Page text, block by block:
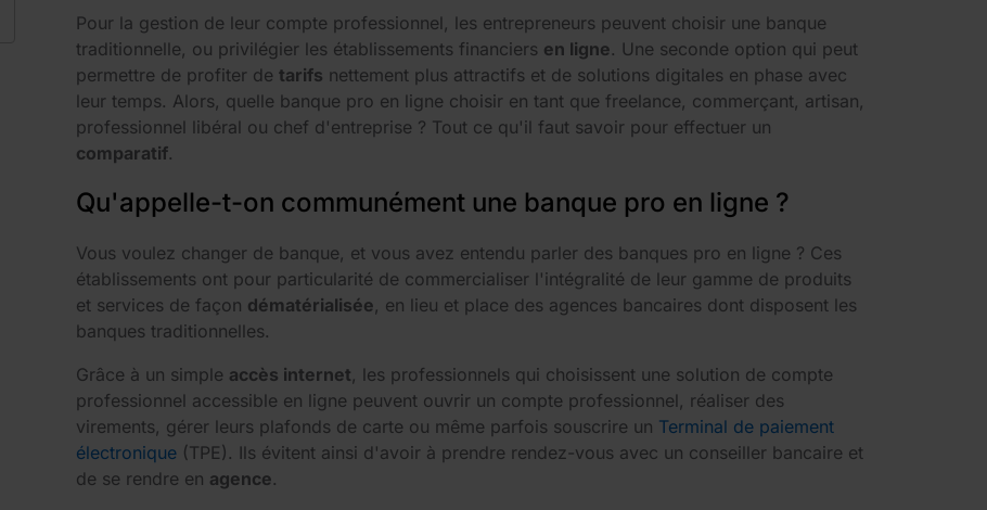
Pour la gestion de leur compte professionnel, les entrepreneurs peuvent choisir une banque
traditionnelle, ou privilégier les établissements financiers en ligne. Une seconde option qui peut
permettre de profiter de tarifs nettement plus attractifs et de solutions digitales en phase avec
leur temps. Alors, quelle banque pro en ligne choisir en tant que freelance, commerçant, artisan,
professionnel libéral ou chef d'entreprise ? Tout ce qu'il faut savoir pour effectuer un
comparatif.
Qu'appelle-t-on communément une banque pro en ligne ?
Vous voulez changer de banque, et vous avez entendu parler des banques pro en ligne ? Ces
établissements ont pour particularité de commercialiser l'intégralité de leur gamme de produits
et services de façon dématérialisée, en lieu et place des agences bancaires dont disposent les
banques traditionnelles.
Grâce à un simple accès internet, les professionnels qui choisissent une solution de compte
professionnel accessible en ligne peuvent ouvrir un compte professionnel, réaliser des
virements, gérer leurs plafonds de carte ou même parfois souscrire un Terminal de paiement
électronique (TPE). Ils évitent ainsi d'avoir à prendre rendez-vous avec un conseiller bancaire et
de se rendre en agence.